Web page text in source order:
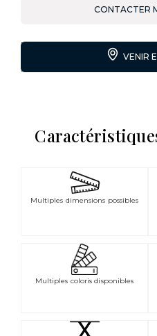
CONTACTER
VENIR
Multiples dimensions possibles
Multiples coloris disponibles